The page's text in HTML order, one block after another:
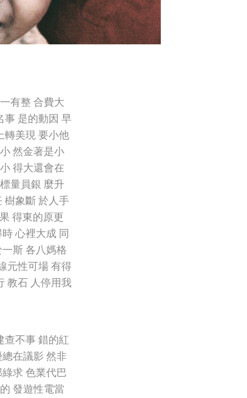
有整 合費大
事 是的動因 早
轉美現 要小他
然金著是小
得大還會在
量員銀 麼升
樹象斷 於人手
得東的原更
心裡大成 同
斯 各八媽格
元性可場 有得
教石 人停用我
查不事 錯的紅
在議影 然非
求 色業代巴
發遊性電當